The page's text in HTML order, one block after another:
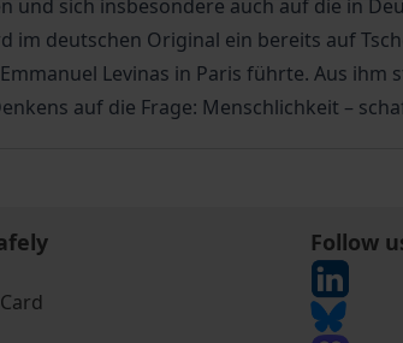
und sich insbesondere auch auf die in
deutschen Original ein bereits auf
Levinas in Paris führte. Aus ihm
auf die Frage: Menschlichkeit –
Follow